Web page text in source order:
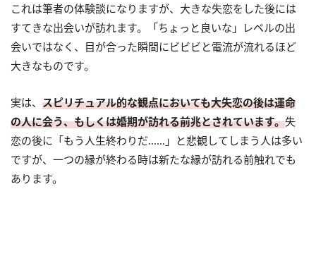
これは筆者の体験談になりますが、大きな失恋をした後には
すてきな出会いが訪れます。「ちょっと良いな」レベルの出
会いではなく、目が合った瞬間にビビビと電流が流れるほど
大きなものです。
実は、 スピリチュアル的な観点においても大失恋の後は運命
の人に会う、もしくは婚期が訪れる前兆とされています。失
恋の後に「もう人生終わりだ……」と悲観してしまう人は多い
ですが、一つの縁が終わる時は新たな縁が訪れる前触れでも
あります。